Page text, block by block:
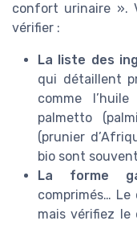
confort urinaire ».
vérifier :
La liste des
qui détaillent
comme
palmetto
(prunier
bio sont
La forme
comprimés…
mais vérifiez